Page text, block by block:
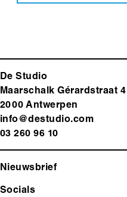
De Studio
Maarschalk Gérardstraat 4
2000 Antwerpen
info@destudio.com
03 260 96 10
Nieuwsbrief
Socials